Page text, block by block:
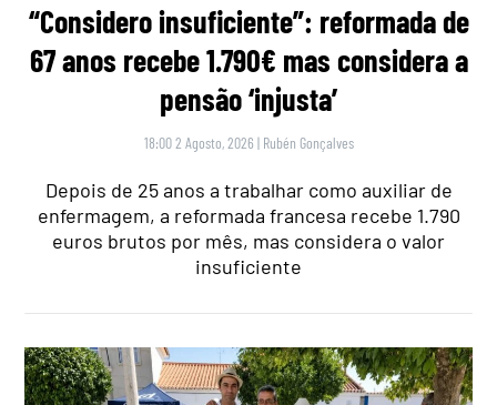
“Considero insuficiente”: reformada de
67 anos recebe 1.790€ mas considera a
pensão ‘injusta’
18:00 2 Agosto, 2026 | Rubén Gonçalves
Depois de 25 anos a trabalhar como auxiliar de
enfermagem, a reformada francesa recebe 1.790
euros brutos por mês, mas considera o valor
insuficiente